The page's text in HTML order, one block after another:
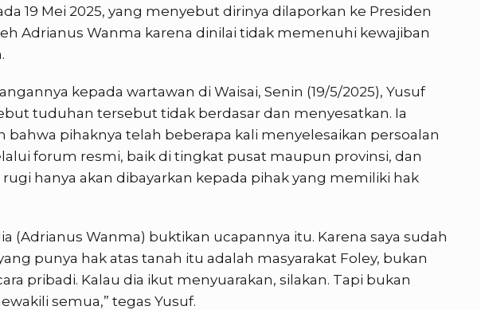
19 Mei 2025, yang menyebut dirinya dilaporkan ke Presiden
Adrianus Wanma karena dinilai tidak memenuhi kewajiban
kepada wartawan di Waisai, Senin (19/5/2025), Yusuf
tuduhan tersebut tidak berdasar dan menyesatkan. Ia
bahwa pihaknya telah beberapa kali menyelesaikan persoalan
forum resmi, baik di tingkat pusat maupun provinsi, dan
hanya akan dibayarkan kepada pihak yang memiliki hak
(Adrianus Wanma) buktikan ucapannya itu. Karena saya sudah
punya hak atas tanah itu adalah masyarakat Foley, bukan
pribadi. Kalau dia ikut menyuarakan, silakan. Tapi bukan
semua,” tegas Yusuf.